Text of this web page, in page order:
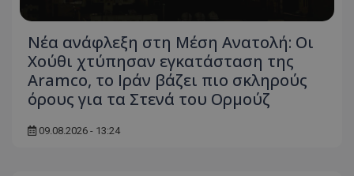
Νέα ανάφλεξη στη Μέση Ανατολή: Οι
Χούθι χτύπησαν εγκατάσταση της
Aramco, το Ιράν βάζει πιο σκληρούς
όρους για τα Στενά του Ορμούζ
09.08.2026 - 13:24